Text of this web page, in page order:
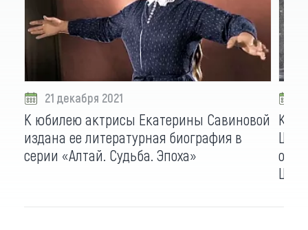
21 декабря 2021
К юбилею актрисы Екатерины Савиновой
издана ее литературная биография в
серии «Алтай. Судьба. Эпоха»